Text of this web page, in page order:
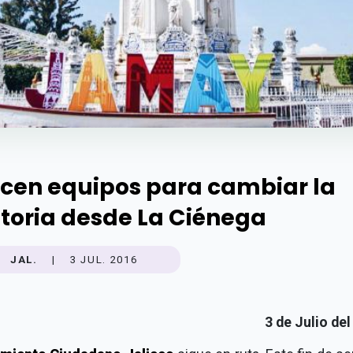
equipos para cambiar la
desde La Ciénega
JAL. | 3 JUL. 2016
3 de Julio del